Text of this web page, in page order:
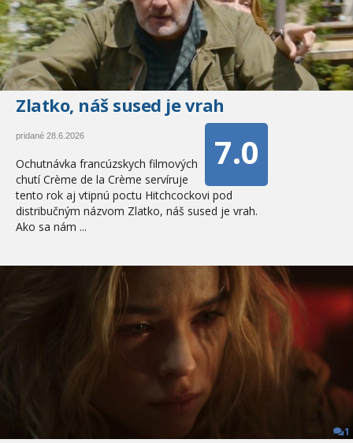
Zlatko, náš sused je vrah
7.0
pridané 28.6.2026
Ochutnávka francúzskych filmových
chutí Crème de la Crème servíruje
tento rok aj vtipnú poctu Hitchcockovi pod
distribučným názvom Zlatko, náš sused je vrah.
Ako sa nám ...
1